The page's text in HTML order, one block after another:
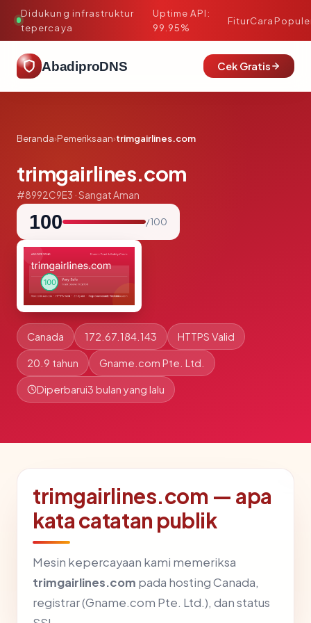
Didukung infrastruktur
tepercaya
·
Uptime API:
99.95%
FiturCara
AbadiproDNS Cek Gratis
Beranda›Pemeriksaan›trimgairlines.com
trimgairlines.com
#8992C9E3 · Sangat Aman
100 / 100
Canada 172.67.184.143 HTTPS Valid
20.9 tahun Gname.com Pte. Ltd.
Diperbarui3 bulan yang lalu
trimgairlines.com — apa
kata catatan publik
Mesin kepercayaan kami memeriksa
trimgairlines.com pada hosting Canada,
registrar (Gname.com Pte. Ltd.), dan status